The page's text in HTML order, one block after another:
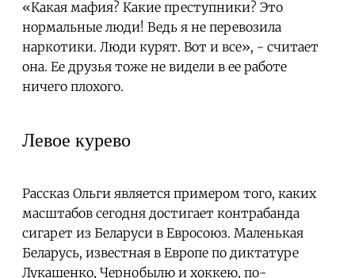
«Какая мафия? Какие преступники? Это
нормальные люди! Ведь я не перевозила
наркотики. Люди курят. Вот и все», - считает
она. Ее друзья тоже не видели в ее работе
ничего плохого.
Левое курево
Рассказ Ольги является примером того, каких
масштабов сегодня достигает контрабанда
сигарет из Беларуси в Евросоюз. Маленькая
Беларусь, известная в Европе по диктатуре
Лукашенко, Чернобылю и хоккею, по-